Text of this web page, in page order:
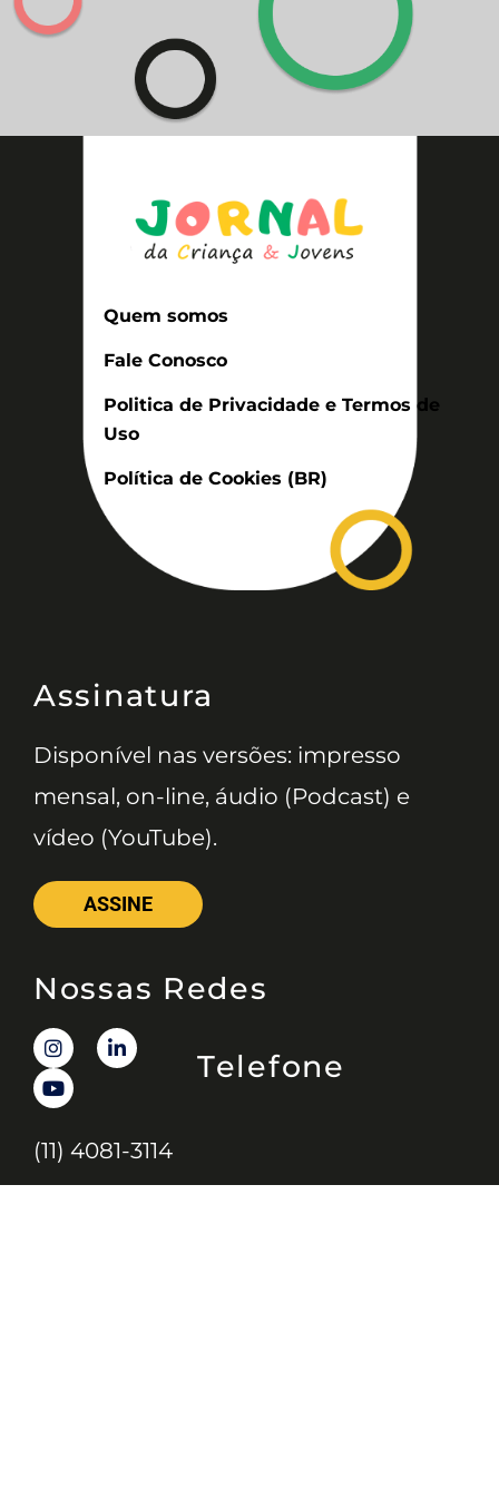
Quem somos
Fale Conosco
Politica de Privacidade e Termos de
Uso
Política de Cookies (BR)
Assinatura
Disponível nas versões: impresso
mensal, on-line, áudio (Podcast) e
vídeo (YouTube).
ASSINE
Nossas Redes
Telefone
(11) 4081-3114